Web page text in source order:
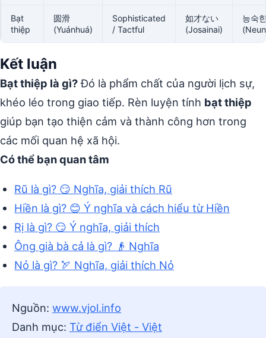
Bạt
thiệp
圆滑
(Yuánhuá)
Sophisticated
/ Tactful
如才ない
(Josainai)
능숙
Kết luận
Bạt thiệp là gì?Đó là phẩm chất của người lịch sự,
khéo léo trong giao tiếp. Rèn luyện tính bạt thiệp
giúp bạn tạo thiện cảm và thành công hơn trong
các mối quan hệ xã hội.
Có thể bạn quan tâm
Rũ là gì? 😏 Nghĩa, giải thích Rũ
Hiền là gì? 😊 Ý nghĩa và cách hiểu từ Hiền
Rị là gì? 😏 Ý nghĩa, giải thích
Ông già bà cả là gì? 👴 Nghĩa
Nỏ là gì? 🏹 Nghĩa, giải thích Nỏ
Nguồn: www.vjol.info
Danh mục: Từ điển Việt - Việt